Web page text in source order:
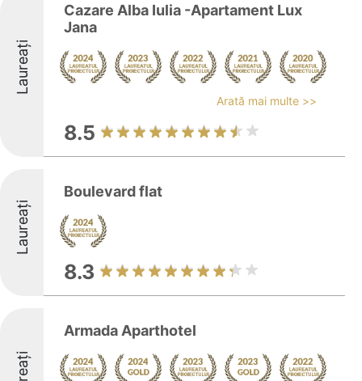
Laureați
Cazare Alba Iulia -Apartament Lux
Jana
Arată mai multe >>
8.5
Laureați
Boulevard flat
8.3
Armada Aparthotel